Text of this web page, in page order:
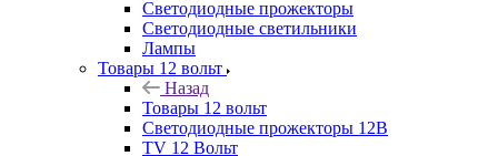
Светодиодные прожекторы
Светодиодные светильники
Лампы
Товары 12 вольт
Назад
Товары 12 вольт
Светодиодные прожекторы 12В
TV 12 Вольт